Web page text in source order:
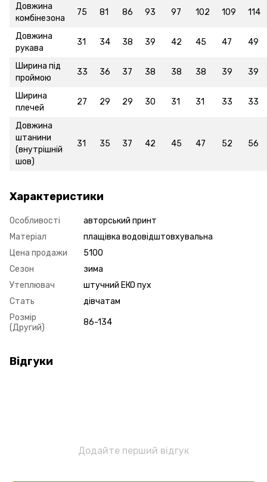
Довжина
комбінезона
75 81 86 93 97 102 109 114
Довжина
рукава
31 34 38 39 42 45 47 49
Ширина під
проймою
33 36 37 38 38 38 39 39
Ширина
плечей
27 29 29 30 31 31 33 33
Довжина
штанини
(внутрішній
шов)
31 35 37 42 45 47 52 56
Характеристики
Особливості
авторський принт
Матеріал
плащівка водовідштовхувальна
Цена продажи
5100
Сезон
зима
Утеплювач
штучний ЕКО пух
Стать
дівчатам
Розмір
(Другий)
86-134
Відгуки
Додайте перший відгук